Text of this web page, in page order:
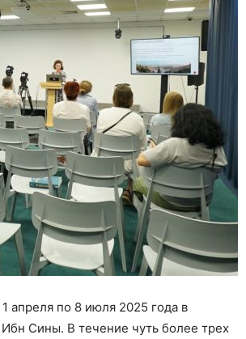
апреля по 8 июля 2025 года в
Сины. В течение чуть более трех